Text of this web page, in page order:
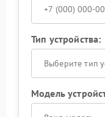
Тип устройства:
Выберите тип
Модель